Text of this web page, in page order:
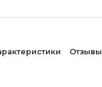
Отзывы